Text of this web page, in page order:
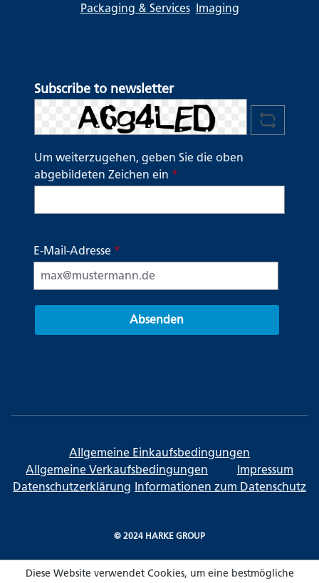
Packaging & Services Imaging
Subscribe to newsletter
Um weiterzugehen, geben Sie die oben
abgebildeten Zeichen ein *
E-Mail-Adresse *
Absenden
Allgemeine Einkaufsbedingungen
Allgemeine Verkaufsbedingungen
Impressum
Datenschutzerklärung Informationen zum Datenschutz
© 2024 HARKE GROUP
Diese Website verwendet Cookies, um eine bestmögliche